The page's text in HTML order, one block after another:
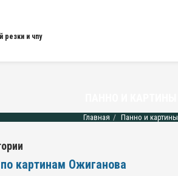
резки и чпу
Главная Панно и картины
картинам Ожиганова